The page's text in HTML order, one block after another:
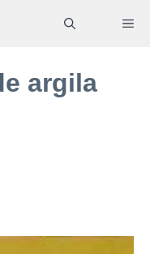
argila